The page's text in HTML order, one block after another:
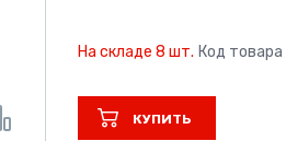
На складе 8 шт. Код
КУПИТЬ